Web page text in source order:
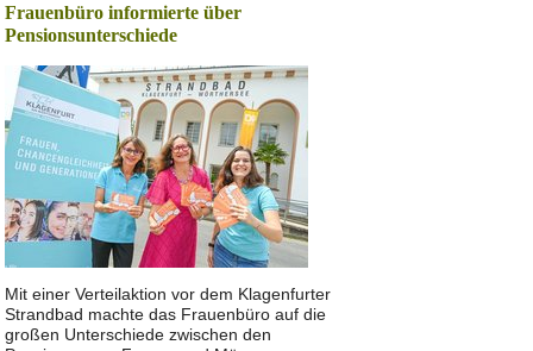
Frauenbüro informierte über
Pensionsunterschiede
Mit einer Verteilaktion vor dem Klagenfurter
Strandbad machte das Frauenbüro auf die
großen Unterschiede zwischen den